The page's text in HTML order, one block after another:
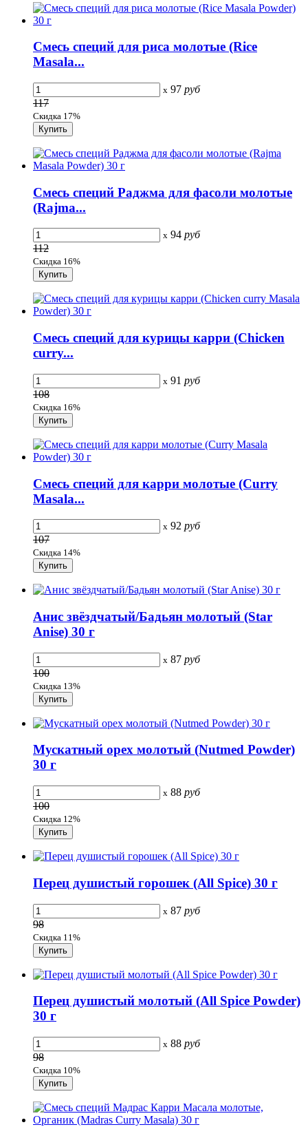
Смесь специй для риса молотые (Rice
Masala...
x 97 руб
117
Скидка 17%
Смесь специй Раджма для фасоли молотые
(Rajma...
x 94 руб
112
Скидка 16%
Смесь специй для курицы карри (Chicken
curry...
x 91 руб
108
Скидка 16%
Смесь специй для карри молотые (Curry
Masala...
x 92 руб
107
Скидка 14%
Анис звёздчатый/Бадьян молотый (Star
Anise) 30 г
x 87 руб
100
Скидка 13%
Мускатный орех молотый (Nutmed Powder)
30 г
x 88 руб
100
Скидка 12%
Перец душистый горошек (All Spice) 30 г
x 87 руб
98
Скидка 11%
Перец душистый молотый (All Spice Powder)
30 г
x 88 руб
98
Скидка 10%